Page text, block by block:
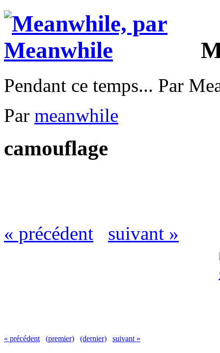
Pendant ce temps... Par
Par meanwhile
camouflage
« précédent suivant »
« précédent (premier) (dernier) suivant »